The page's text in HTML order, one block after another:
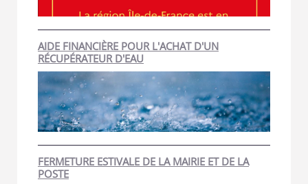
AIDE FINANCIÈRE POUR L'ACHAT D'UN
RÉCUPÉRATEUR D'EAU
FERMETURE ESTIVALE DE LA MAIRIE ET DE LA
POSTE